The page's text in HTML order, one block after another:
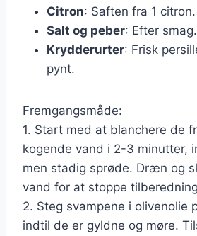
Citron: Saften fra 1 citron.
Salt og peber: Efter smag.
Krydderurter: Frisk
pynt.
Fremgangsmåde:
1. Start med at blanchere de
kogende vand i 2-3 minutter,
men stadig sprøde. Dræn og
vand for at stoppe
2. Steg svampene i olivenolie
indtil de er gyldne og møre.